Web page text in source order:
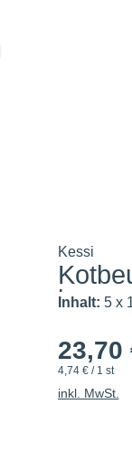
Kessi
braun
Inhalt: 5 x
23,70
4,74 € / 1 st
inkl. MwSt.